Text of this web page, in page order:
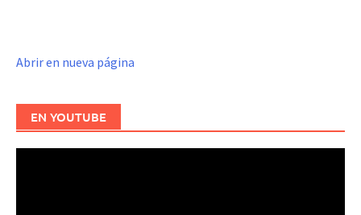
Abrir en nueva página
EN YOUTUBE